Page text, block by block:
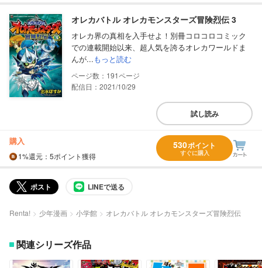
オレカバトル オレカモンスターズ冒険烈伝 3
オレカ界の真相を入手せよ！別冊コロコロコミック
での連載開始以来、超人気を誇るオレカワールドま
んが...もっと読む
191
配信日：2021/10/29
試し読み
購入
1%還元 ：5ポイント獲得
530ポイント
すぐに購入
ポスト LINEで送る
Renta! 少年漫画 小学館 オレカバトル オレカモンスターズ冒険烈伝
関連シリーズ作品